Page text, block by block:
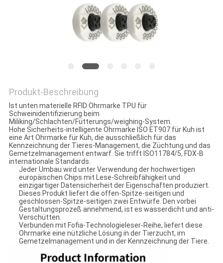
Produkt-Beschreibung
Ist unten materielle RFID Ohrmarke TPU für
Schweinidentifizierung beim
Miliking/Schlachten/Fütterungs/weighing-System.
Hohe Sicherheits-intelligente Ohrmarke ISO ET907 für Kuh ist
eine Art Ohrmarke für Kuh, die ausschließlich für das
Kennzeichnung der Tieres-Management, die Züchtung und das
Gemetzelmanagement entwarf. Sie trifft ISO11784/5, FDX-B
internationale Standards.
Jeder Umbau wird unter Verwendung der hochwertigen
europäischen Chips mit Lese-Schreibfähigkeit und
einzigartiger Datensicherheit der Eigenschaften produziert.
Dieses Produkt liefert die offen-Spitze-seitigen und
geschlossen-Spitze-seitigen zwei Entwürfe. Den vorbei
Gestaltungsprozeß annehmend, ist es wasserdicht und anti-
Verschütten.
Verbunden mit Fofia-Technologieleser-Reihe, liefert diese
Ohrmarke eine nützliche Lösung in der Tierzucht, im
Gemetzelmanagement und in der Kennzeichnung der Tiere.